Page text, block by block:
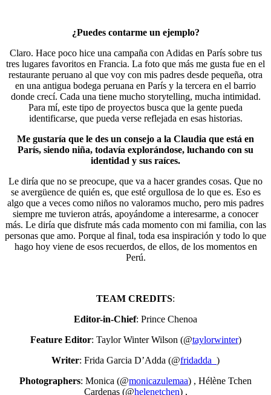
¿Puedes contarme un ejemplo?
Claro. Hace poco hice una campaña con Adidas en París sobre tus
tres lugares favoritos en Francia. La foto que más me gusta fue en el
restaurante peruano al que voy con mis padres desde pequeña, otra
en una antigua bodega peruana en París y la tercera en el barrio
donde crecí. Cada una tiene mucho storytelling, mucha intimidad.
Para mí, este tipo de proyectos busca que la gente pueda
identificarse, que pueda verse reflejada en esas historias.
Me gustaría que le des un consejo a la Claudia que está en
París, siendo niña, todavía explorándose, luchando con su
identidad y sus raíces.
Le diría que no se preocupe, que va a hacer grandes cosas. Que no
se avergüence de quién es, que esté orgullosa de lo que es. Eso es
algo que a veces como niños no valoramos mucho, pero mis padres
siempre me tuvieron atrás, apoyándome a interesarme, a conocer
más. Le diría que disfrute más cada momento con mi familia, con las
personas que amo. Porque al final, toda esa inspiración y todo lo que
hago hoy viene de esos recuerdos, de ellos, de los momentos en
Perú.
TEAM CREDITS:
Editor-in-Chief: Prince Chenoa
Feature Editor: Taylor Winter Wilson (@taylorwinter)
Writer: Frida Garcia D’Adda (@fridadda_ )
Photographers: Monica (@monicazulemaa) , Hélène Tchen
Cardenas (@helenetchen) ,